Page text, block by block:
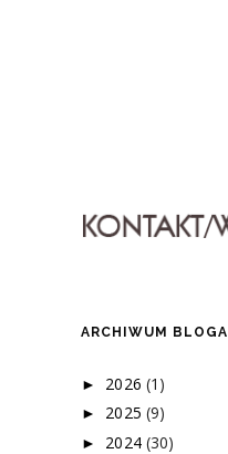
ARCHIWUM BLOGA
► 2026 (1)
► 2025 (9)
► 2024 (30)